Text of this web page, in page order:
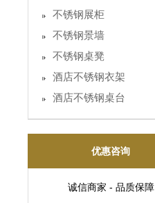
不锈钢展柜
不锈钢景墙
不锈钢桌凳
酒店不锈钢衣架
酒店不锈钢桌台
优惠咨询
诚信商家 - 品质保障